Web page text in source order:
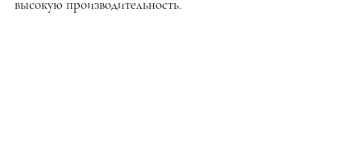
высокую производительность.